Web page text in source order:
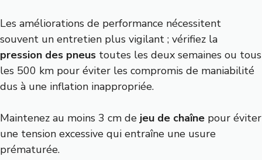
Les améliorations de performance nécessitent
souvent un entretien plus vigilant ; vérifiez la
pression des pneus toutes les deux semaines ou tous
les 500 km pour éviter les compromis de maniabilité
dus à une inflation inappropriée.
Maintenez au moins 3 cm de jeu de chaîne pour éviter
une tension excessive qui entraîne une usure
prématurée.